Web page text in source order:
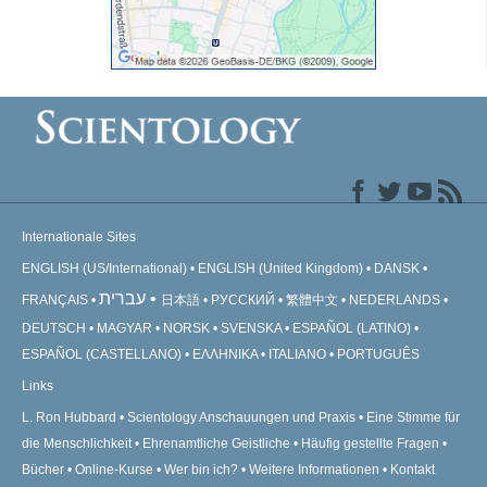
Internationale Sites
ENGLISH (US/International) ENGLISH (United Kingdom) DANSK
FRANÇAIS עברית 日本語 РУССКИЙ 繁體中文
NEDERLANDS
DEUTSCH
MAGYAR NORSK SVENSKA
ESPAÑOL (LATINO)
ESPAÑOL (CASTELLANO)
ΕΛΛΗΝΙΚA ITALIANO PORTUGUÊS
Links
L. Ron Hubbard Scientology Anschauungen und Praxis
Eine Stimme für
die Menschlichkeit
Ehrenamtliche Geistliche
Häufig gestellte Fragen
Bücher
Online-Kurse Wer bin ich? Weitere Informationen
Kontakt